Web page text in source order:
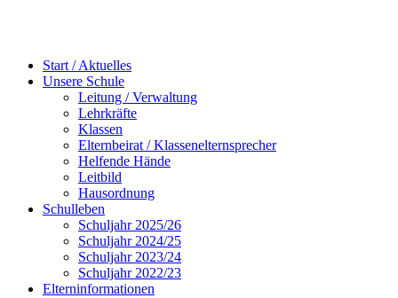
Start / Aktuelles
Unsere Schule
Leitung / Verwaltung
Lehrkräfte
Klassen
Elternbeirat / Klassenelternsprecher
Helfende Hände
Leitbild
Hausordnung
Schulleben
Schuljahr 2025/26
Schuljahr 2024/25
Schuljahr 2023/24
Schuljahr 2022/23
Elterninformationen